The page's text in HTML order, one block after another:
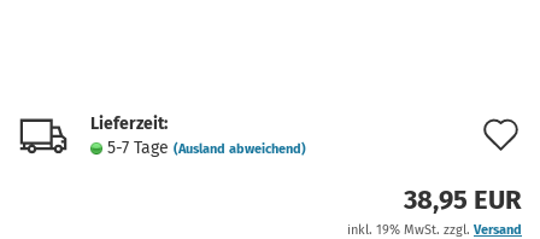
Lieferzeit:
5-7 Tage (Ausland abweichend)
38,95 EUR
inkl. 19% MwSt. zzgl. Versand